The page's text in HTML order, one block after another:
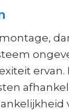
ervan.